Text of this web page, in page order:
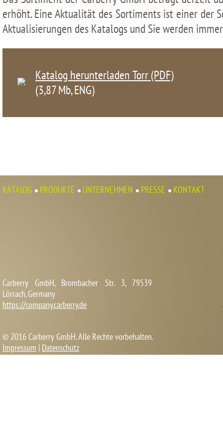
erhöht. Eine Aktualität des Sortiments ist einer der
Aktualisierungen des Katalogs und Sie werden
Katalog herunterladen Torr (PDF)
(3,87 Мb, ENG)
KATALOG PRODUKTE UNTERNEHMEN PRESSE KONTAKT
Carberry GmbH, Brombacher Str. 3, 79539
Lörrach, Germany
https://company.carberry.de
© 2016 Carberry GmbH. Alle Rechte vorbehalten.
Impressum | Datenschutz